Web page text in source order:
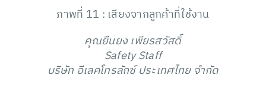
ภาพที่ 11 : เสียงจากลูกค้าที่ใช้งาน
คุณยืนยง เพียรสวัสดิ์
Safety Staff
บริษัท อีเลคโทรลักซ์ ประเทศไทย จำกัด